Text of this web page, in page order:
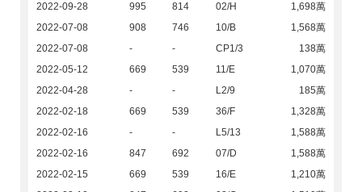
2022-09-28
995 814 02/H
1,698萬
2022-07-08
908 746 10/B
1,568萬
2022-07-08
- - CP1/3
138萬
2022-05-12
669 539 11/E
1,070萬
2022-04-28
- - L2/9
185萬
2022-02-18
669 539 36/F
1,328萬
2022-02-16
- - L5/13
1,588萬
2022-02-16
847 692 07/D
1,588萬
2022-02-15
669 539 16/E
1,210萬